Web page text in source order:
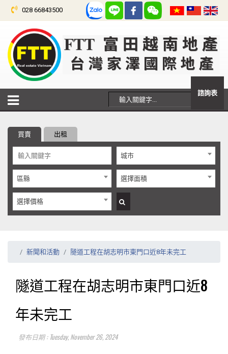
028 66843500
買賣 出租
城市
區縣 選擇面積
選擇價格
新聞和活動 隧道工程在胡志明市東門口近8年未完工
隧道工程在胡志明市東門口近8
年未完工
發布日期 : Tuesday, November 26, 2024
諮詢表